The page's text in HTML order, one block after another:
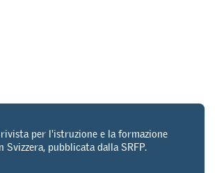
per l'istruzione e la formazione
Svizzera, pubblicata dalla SRFP.